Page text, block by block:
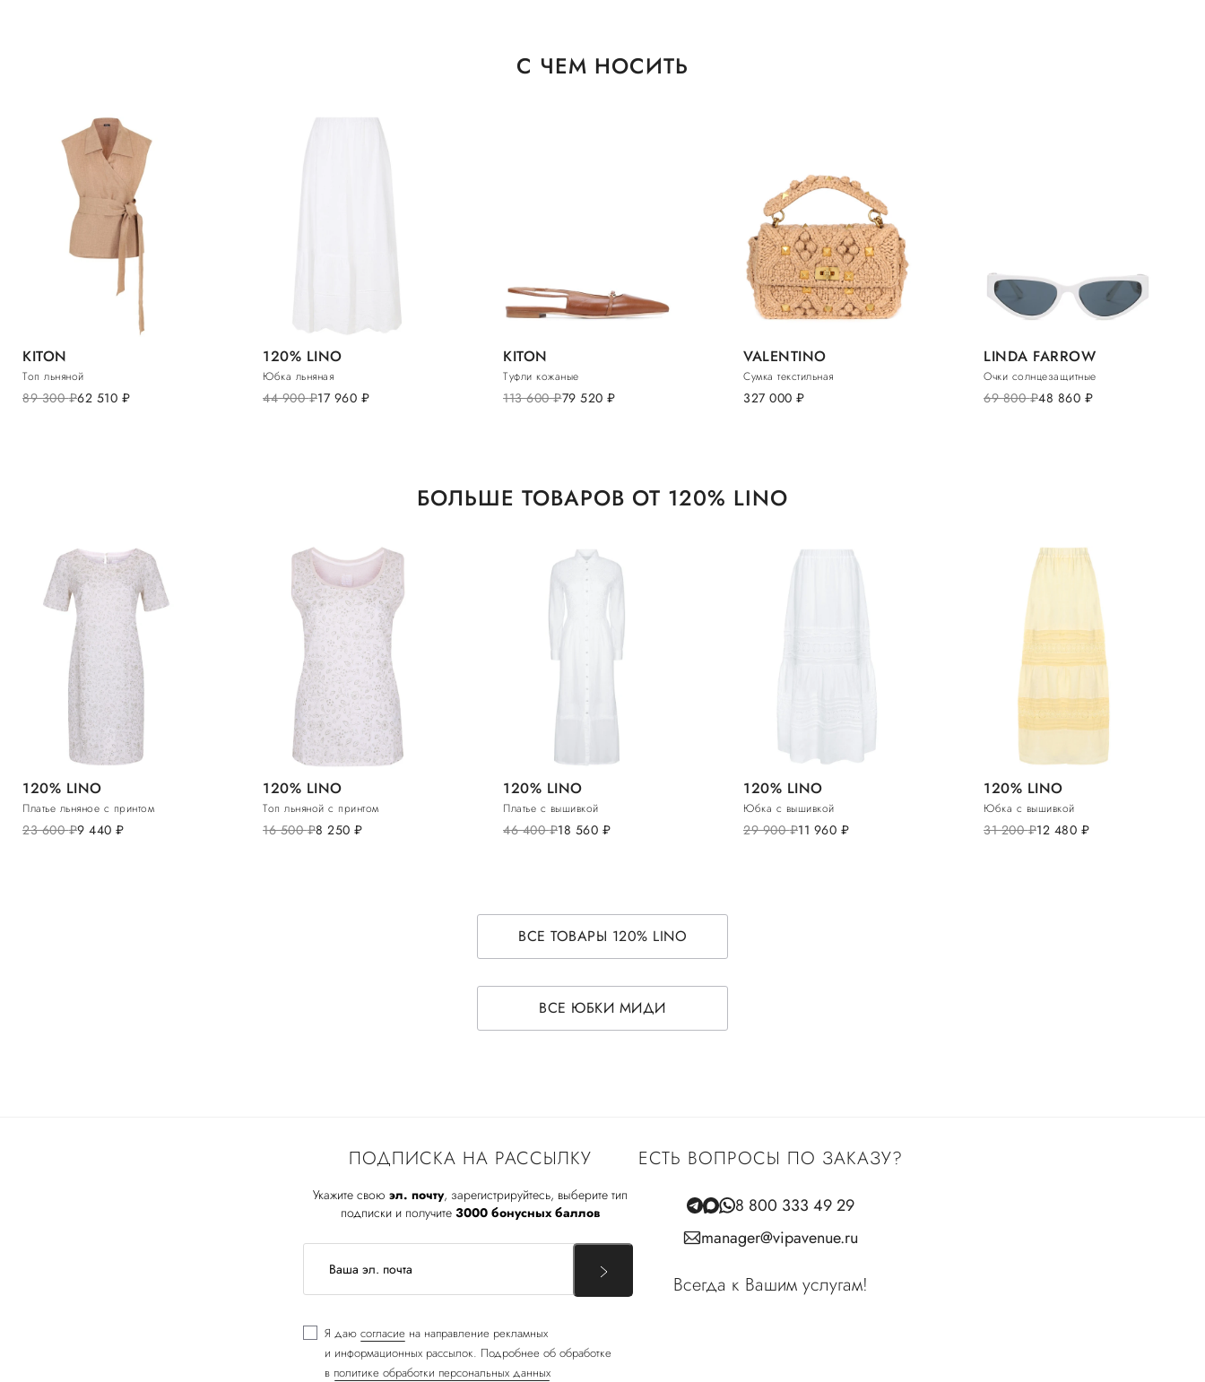
С ЧЕМ НОСИТЬ
KITON
Топ льняной
89 300руб.62 510 руб.
120% LINO
Юбка льняная
44 900руб.17 960 руб.
KITON
Туфли кожаные
113 600руб.79 520 руб.
VALENTINO
Сумка текстильная
327 000 руб.
LINDA FARROW
Очки солнцезащитные
69 800руб.48 860 руб.
БОЛЬШЕ ТОВАРОВ ОТ 120% LINO
120% LINO
Платье льняное с принтом
23 600руб.9 440 руб.
120% LINO
Топ льняной с принтом
16 500руб.8 250 руб.
120% LINO
Платье с вышивкой
46 400руб.18 560 руб.
120% LINO
Юбка с вышивкой
29 900руб.11 960 руб.
120% LINO
Юбка с вышивкой
31 200руб.12 480 руб.
ВСЕ ТОВАРЫ 120% LINO
ВСЕ ЮБКИ МИДИ
ПОДПИСКА НА РАССЫЛКУ
Укажите свою эл. почту, зарегистрируйтесь, выберите тип
подписки и получите 3000 бонусных баллов
Я даю согласие на направление рекламных
и информационных рассылок. Подробнее об обработке
в политике обработки персональных данных
ЕСТЬ ВОПРОСЫ ПО ЗАКАЗУ?
8 800 333 49 29
manager@vipavenue.ru
Всегда к Вашим услугам!